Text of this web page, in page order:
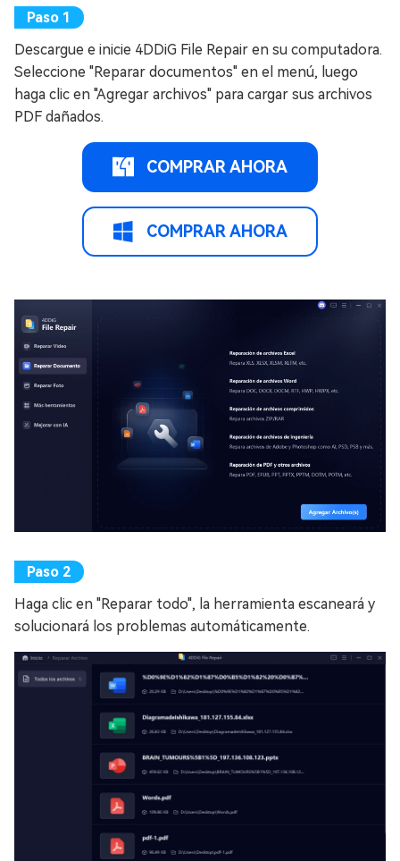
Descargue e inicie 4DDiG File Repair en su computadora.
Seleccione "Reparar documentos" en el menú, luego
haga clic en "Agregar archivos" para cargar sus archivos
PDF dañados.
COMPRAR AHORA
COMPRAR AHORA
Haga clic en "Reparar todo", la herramienta escaneará y
solucionará los problemas automáticamente.